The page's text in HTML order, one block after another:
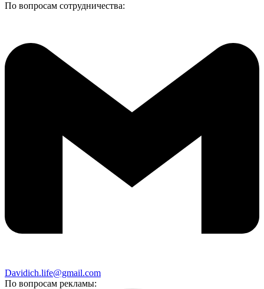
По вопросам сотрудничества:
Davidich.life@gmail.com
По вопросам рекламы: